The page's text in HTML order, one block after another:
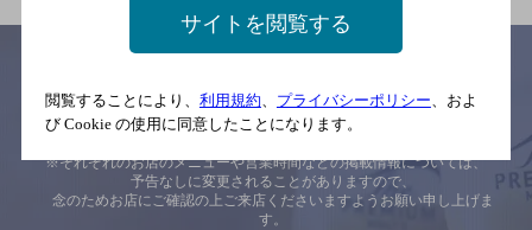
サイトマップ ご意見・ご感想 利用規約
※それぞれのお店のメニューや営業時間などの掲載情報については、
予告なしに変更されることがありますので、
念のためお店にご確認の上ご来店くださいますようお願い申し上げま
す。
サイトを閲覧する
閲覧することにより、 利用規約、 プライバシーポリシー、およ
び Cookie の使用に同意したことになります。